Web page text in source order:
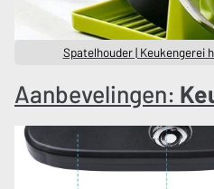
Spatelhouder | Keukengerei
Aanbevelingen: